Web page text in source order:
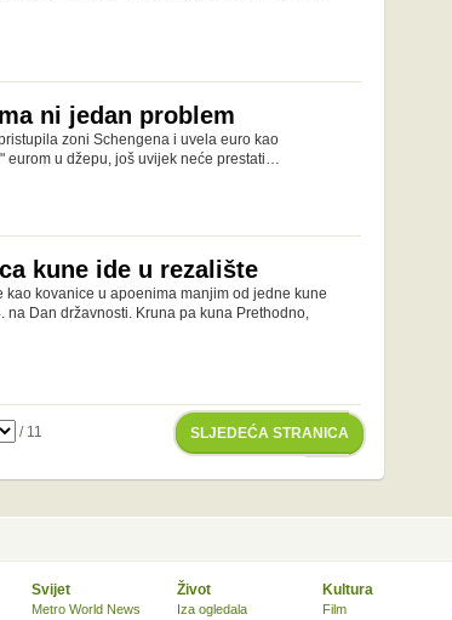
ni jedan problem
zoni Schengena i uvela euro kao
eurom u džepu, još uvijek neće prestati…
kune ide u rezalište
kovanice u apoenima manjim od jedne kune
Dan državnosti. Kruna pa kuna Prethodno,
SLJEDEĆA STRANICA
/ 11
Svijet
Metro World News
Život
Iza ogledala
Kultura
Film